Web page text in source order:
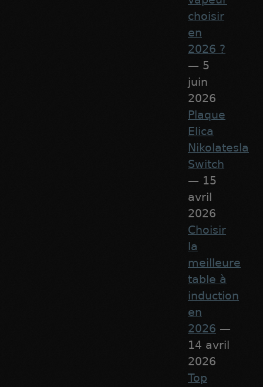
choisir
en
2026 ?
— 5
juin
2026
Plaque
Elica
Nikolatesla
Switch
— 15
avril
2026
Choisir
la
meilleure
table à
induction
en
2026 —
14 avril
2026
Top